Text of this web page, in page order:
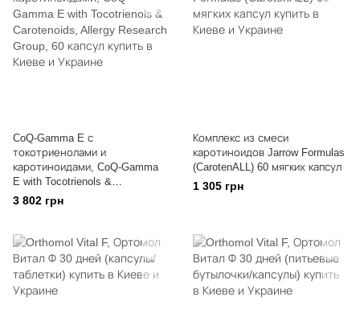
CoQ-Gamma E с
токотриенолами и
каротиноидами, CoQ-Gamma
E with Tocotrienols &
Carotenoids, Allergy Research
Group, 60 капсул
3 802 грн
Комплекс из смеси
каротиноидов Jarrow Formulas
(CarotenALL) 60 мягких капсул
1 305 грн